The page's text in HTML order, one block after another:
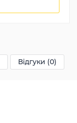
Відгуки (0)